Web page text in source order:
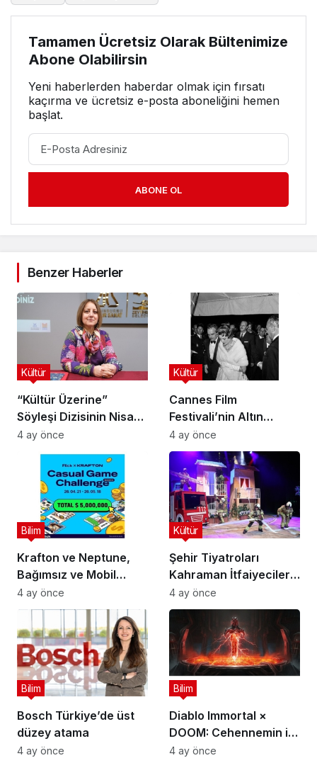
Tamamen Ücretsiz Olarak Bültenimize
Abone Olabilirsin
Yeni haberlerden haberdar olmak için fırsatı
kaçırma ve ücretsiz e-posta aboneliğini hemen
başlat.
ABONE OL
Benzer Haberler
“Kültür Üzerine”
Söyleşi Dizisinin Nisan
Ayı Konuğu Doç. Dr.
Gökçe Dervişoğlu
Okandan Oldu!
Kültür
4 ay önce
Cannes Film
Festivali’nin Altın
Çağını Mercek Altına
Alıyor
Kültür
4 ay önce
Krafton ve Neptune,
Bağımsız ve Mobil
Oyun Geliştiricileri İçin
5 Milyon Dolarlık
Küresel Oyun
Yarışmasını Başlattı
Bilim
4 ay önce
Şehir Tiyatroları
Kahraman İtfaiyecilerin
Hikayesini “İtfaiyecinin
Sırrı” Oyunuyla
Anlatıyor
Kültür
4 ay önce
Bosch Türkiye’de üst
düzey atama
Bilim
4 ay önce
Diablo Immortal ×
DOOM: Cehennemin iki
efsanevi vizyonu
Bilim
4 ay önce